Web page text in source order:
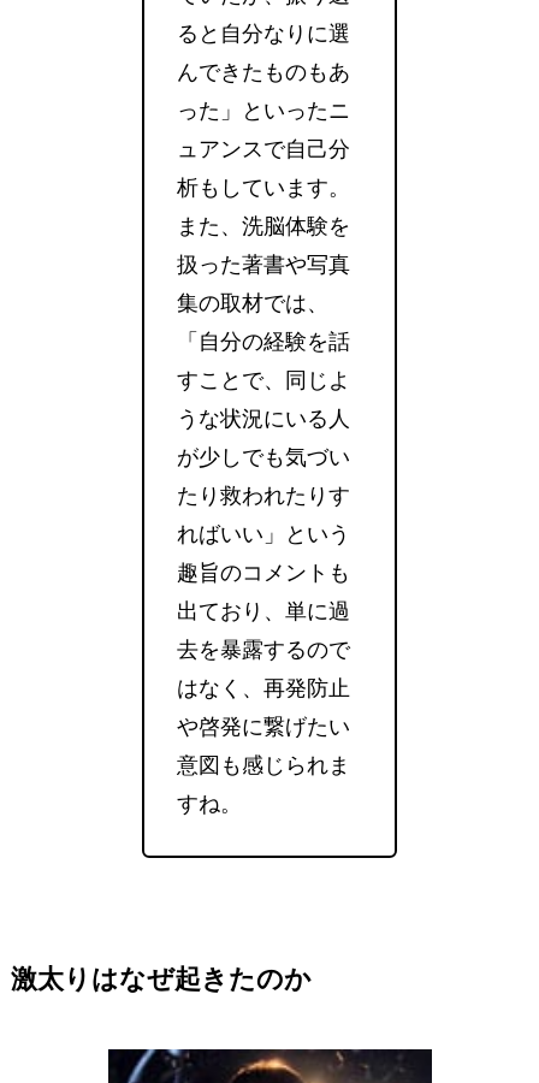
ると自分なりに選
んできたものもあ
った」といったニ
ュアンスで自己分
析もしています。
また、洗脳体験を
扱った著書や写真
集の取材では、
「自分の経験を話
すことで、同じよ
うな状況にいる人
が少しでも気づい
たり救われたりす
ればいい」という
趣旨のコメントも
出ており、単に過
去を暴露するので
はなく、再発防止
や啓発に繋げたい
意図も感じられま
すね。
激太りはなぜ起きたのか